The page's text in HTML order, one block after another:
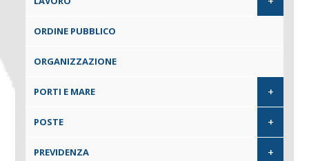
ORDINE PUBBLICO
ORGANIZZAZIONE
PORTI E MARE +
POSTE +
PREVIDENZA +